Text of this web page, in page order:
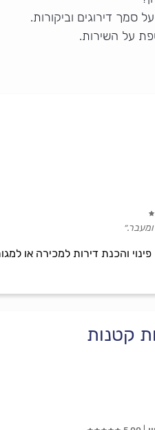
סמך דירוגים וביקורות.
על השירות.
פינוי והכנת דירות למכירה או
קטנות